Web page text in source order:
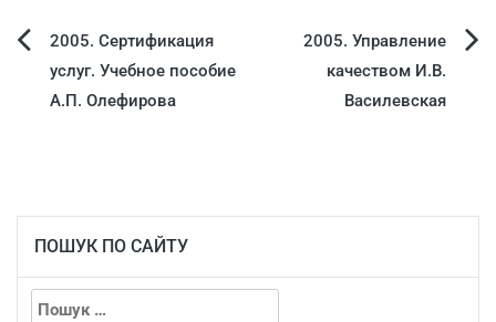
2005. Сертификация
услуг. Учебное пособие
А.П. Олефирова
2005. Управление
качеством И.В.
Василевская
ПОШУК ПО САЙТУ